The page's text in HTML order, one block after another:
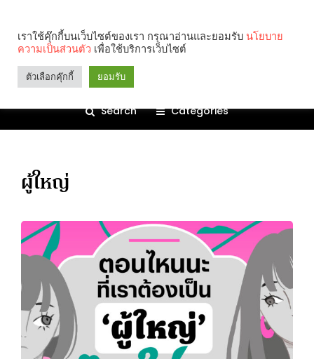
Search Categories
ผู้ใหญ่
เราใช้คุ๊กกี้บนเว็บไซต์ของเรา กรุณาอ่านและยอมรับ นโยบาย
ความเป็นส่วนตัว เพื่อใช้บริการเว็บไซต์
ตัวเลือกคุ๊กกี้ ยอมรับ